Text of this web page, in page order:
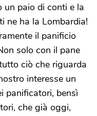
paio di conti e la
ne ha la Lombardia!
il panificio
solo con il pane
ciò che riguarda
interesse un
panificatori, bensì
che già oggi,